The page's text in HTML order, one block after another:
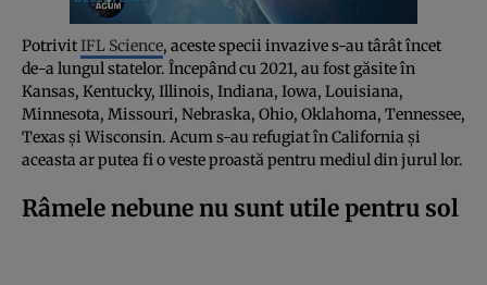
PotrivitIFL Science, aceste specii invazive s-au târât încet
de-a lungul statelor. Începând cu 2021, au fost găsite în
Kansas, Kentucky, Illinois, Indiana, Iowa, Louisiana,
Minnesota, Missouri, Nebraska, Ohio, Oklahoma, Tennessee,
Texas și Wisconsin. Acum s-au refugiat în California și
aceasta ar putea fi o veste proastă pentru mediul din jurul lor.
Râmele nebune nu sunt utile pentru sol